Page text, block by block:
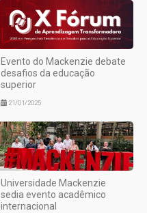
Evento do Mackenzie debate
desafios da educação
superior
21/01/2025
Universidade Mackenzie
sedia evento acadêmico
internacional